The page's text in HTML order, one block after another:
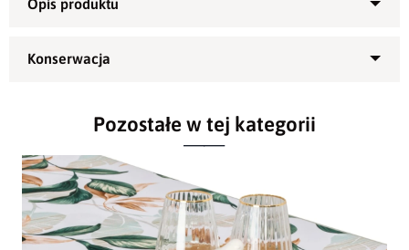
Obrus plamoodporny Elbrus -
idealny do kuchni
Obrusy poliestrowe, plamoodporne Elbrus
wzorze z kwiatów.
Obrusy z kolekcji ekonomicznej, które
przyciągają odbiorców nie tylko niską ceną
ale również jednocześnie bardzo dobrą
Materiał - 100% poliester
Temperatura prania - 40
Pozostałe w tej kategorii